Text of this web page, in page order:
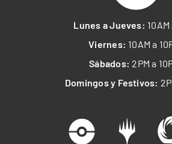
Lunes a Jueves: 10AM
Viernes: 10AM a
Sábados: 2PM a
Domingos y Festivos: